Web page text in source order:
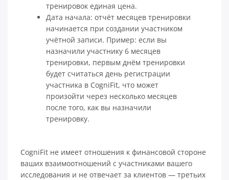
тренировок единая цена.
Дата начала: отчёт месяцев тренировки
начинается при создании участником
учётной записи. Пример: если вы
назначили участнику 6 месяцев
тренировки, первым днём тренировки
будет считаться день регистрации
участника в CogniFit, что может
произойти через несколько месяцев
после того, как вы назначили
тренировку.
CogniFit не имеет отношения к финансовой стороне
ваших взаимоотношений с участниками вашего
исследования и не отвечает за клиентов — третьих